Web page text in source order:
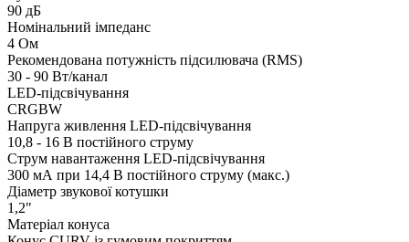
90 дБ
Номінальний імпеданс
4 Ом
Рекомендована потужність підсилювача (RMS)
30 - 90 Вт/канал
LED-підсвічування
CRGBW
Напруга живлення LED-підсвічування
10,8 - 16 В постійного струму
Струм навантаження LED-підсвічування
300 мА при 14,4 В постійного струму (макс.)
Діаметр звукової котушки
1,2"
Матеріал конуса